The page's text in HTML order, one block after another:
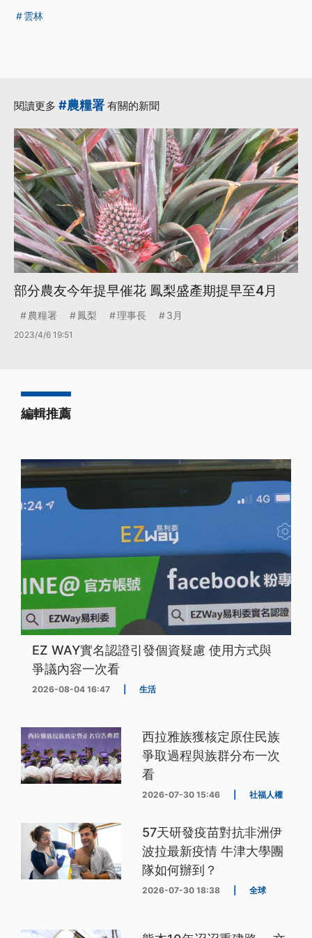
雲林
閱讀更多 #農糧署 有關的新聞
部分農友今年提早催花 鳳梨盛產期提早至4月
農糧署 鳳梨 理事長 3月
2023/4/6 19:51
編輯推薦
EZ WAY實名認證引發個資疑慮 使用方式與
爭議內容一次看
2026-08-04 16:47 生活
西拉雅族獲核定原住民族
爭取過程與族群分布一次
看
2026-07-30 15:46 社福人權
57天研發疫苗對抗非洲伊
波拉最新疫情 牛津大學團
隊如何辦到？
2026-07-30 18:38 全球